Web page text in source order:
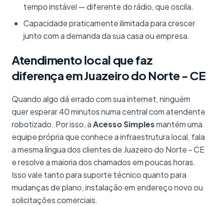
tempo instável — diferente do rádio, que oscila.
Capacidade praticamente ilimitada para crescer
junto com a demanda da sua casa ou empresa.
Atendimento local que faz
diferença em Juazeiro do Norte - CE
Quando algo dá errado com sua internet, ninguém
quer esperar 40 minutos numa central com atendente
robotizado. Por isso, aAcesso Simplesmantém uma
equipe própria que conhece a infraestrutura local, fala
a mesma língua dos clientes de Juazeiro do Norte - CE
e resolve a maioria dos chamados em poucas horas.
Isso vale tanto para suporte técnico quanto para
mudanças de plano, instalação em endereço novo ou
solicitações comerciais.